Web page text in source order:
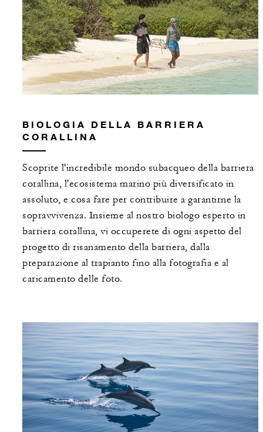
BIOLOGIA DELLA BARRIERA
CORALLINA
Scoprite l'incredibile mondo subacqueo della barriera
corallina, l'ecosistema marino più diversificato in
assoluto, e cosa fare per contribuire a garantirne la
sopravvivenza. Insieme al nostro biologo esperto in
barriera corallina, vi occuperete di ogni aspetto del
progetto di risanamento della barriera, dalla
preparazione al trapianto fino alla fotografia e al
caricamento delle foto.